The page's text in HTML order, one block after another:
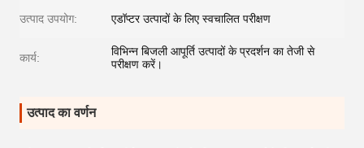
उत्पाद उपयोग: एडॉप्टर उत्पादों के लिए स्वचालित परीक्षण
कार्य:
विभिन्न बिजली आपूर्ति उत्पादों के प्रदर्शन का तेजी से
परीक्षण करें।
उत्पाद का वर्णन